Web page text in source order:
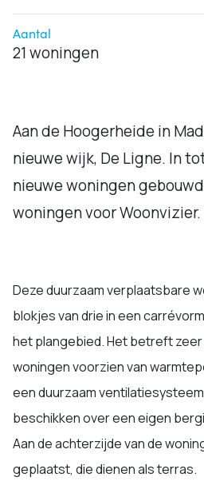
Aantal
21 woningen
Aan de Hoogerheide in
nieuwe wijk, De Ligne. In
nieuwe woningen
woningen voor Woonvizier.
Deze duurzaam verplaatsbare
blokjes van drie in een
het plangebied. Het betreft
woningen voorzien van
een duurzaam
beschikken over een eigen
Aan de achterzijde van de
geplaatst, die dienen als terras.